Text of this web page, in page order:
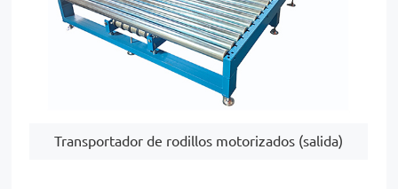
Transportador de rodillos motorizados (salida)